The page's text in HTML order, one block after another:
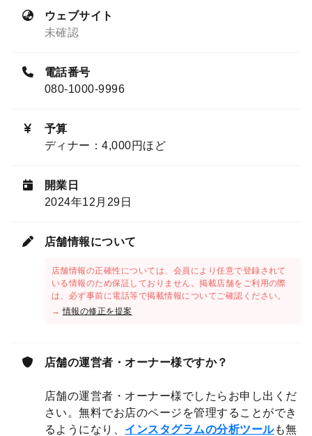
ウェブサイト
未確認
電話番号
080-1000-9996
予算
ディナー：4,000円ほど
開業日
2024年12月29日
店舗情報について
店舗情報の正確性については、会員により任意で登録されて
いる情報のため保証しておりません。掲載店舗をご利用の際
は、必ず事前に電話等で掲載情報についてご確認ください。
→情報の修正を提案
店舗の運営者・オーナー様ですか？
店舗の運営者・オーナー様でしたらお申し出くだ
さい。無料でお店のページを管理することができ
るようになり、 インスタグラムの分析ツールも無